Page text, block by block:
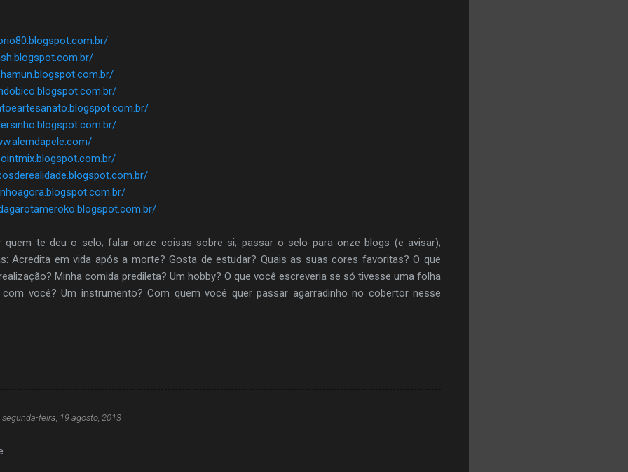
quem te deu o selo; falar onze coisas sobre si; passar o selo para onze blogs (e avisar);
Acredita em vida após a morte? Gosta de estudar? Quais as suas cores favoritas? O que
Minha comida predileta? Um hobby? O que você escreveria se só tivesse uma folha
você? Um instrumento? Com quem você quer passar agarradinho no cobertor nesse
segunda-feira, 19 agosto, 2013